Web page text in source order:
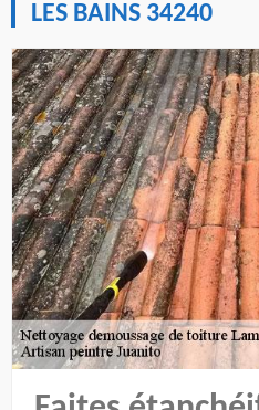
LES BAINS 34240